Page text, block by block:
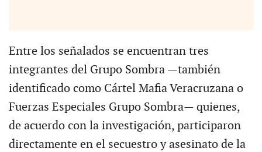
Entre los señalados se encuentran tres
integrantes del Grupo Sombra —también
identificado como Cártel Mafia Veracruzana o
Fuerzas Especiales Grupo Sombra— quienes,
de acuerdo con la investigación, participaron
directamente en el secuestro y asesinato de la